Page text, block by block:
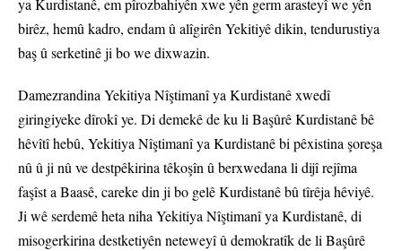
ya Kurdistanê, em pîrozbahiyên xwe yên germ arasteyî we yên
birêz, hemû kadro, endam û alîgirên Yekitiyê dikin, tendurustiya
baş û serketinê ji bo we dixwazin.
Damezrandina Yekitiya Nîştimanî ya Kurdistanê xwedî
giringiyeke dîrokî ye. Di demekê de ku li Başûrê Kurdistanê bê
hêvîtî hebû, Yekitiya Nîştimanî ya Kurdistanê bi pêxistina şoreşa
nû û ji nû ve destpêkirina têkoşîn û berxwedana li dijî rejîma
faşîst a Baasê, careke din ji bo gelê Kurdistanê bû tîrêja hêviyê.
Ji wê serdemê heta niha Yekitiya Nîştimanî ya Kurdistanê, di
misogerkirina destketiyên neteweyî û demokratîk de li Başûrê